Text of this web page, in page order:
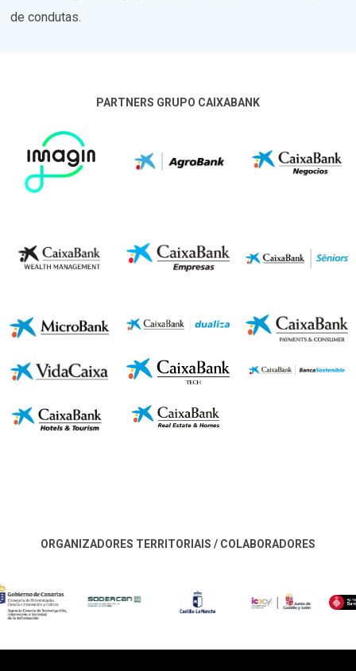
de condutas.
PARTNERS GRUPO CAIXABANK
ORGANIZADORES TERRITORIAIS / COLABORADORES